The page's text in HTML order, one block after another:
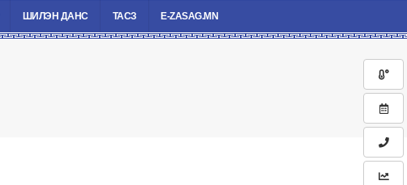
ШИЛЭН ДАНС ТАСЗ E-ZASAG.MN